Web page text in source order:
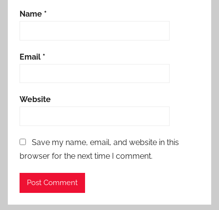
Name *
Email *
Website
Save my name, email, and website in this
browser for the next time I comment.